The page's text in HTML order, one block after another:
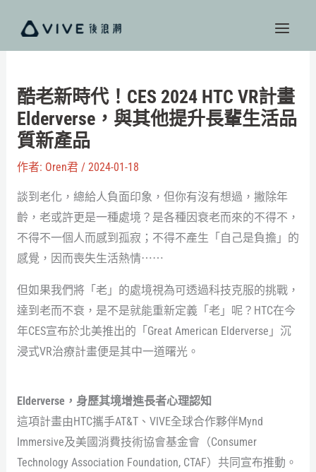
主
酷老新時代！CES 2024 HTC VR計畫
Elderverse，與其他提升長輩生活品
質新產品
作者: Oren君 / 2024-01-18
談到老化，總給人負面印象，但你有沒有想過，撇除年
齡，老或許更是一種處境？是各種因衰老而來的不得不，
不得不一個人而感到孤寂；不得不產生「自己是負擔」的
感覺，因而喪失生活熱情⋯⋯
但如果我們將「老」的處境視為可透過科技克服的挑戰，
達到老而不衰，是不是就能重新定義「老」呢？HTC在今
年CES宣布於北美推出的「Great American Elderverse」沉
浸式VR治療計畫便是其中一道曙光。
Elderverse，身歷其境增進長者心理認知
這項計畫由HTC攜手AT&T、VIVE全球合作夥伴Mynd
Immersive及美國消費技術協會基金會（Consumer
Technology Association Foundation, CTAF）共同宣布推動。